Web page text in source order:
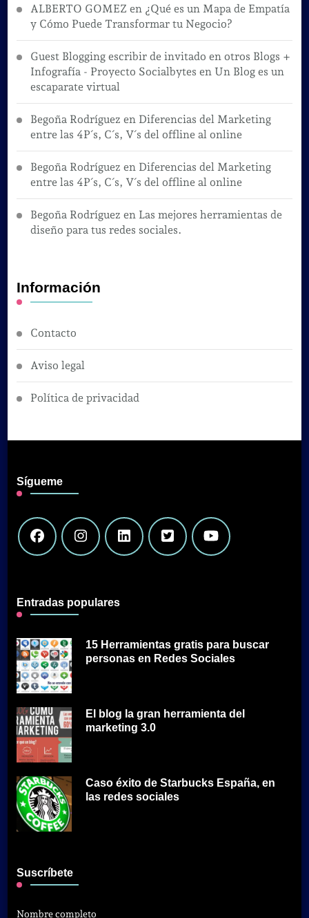
ALBERTO GOMEZ en ¿Qué es un Mapa de Empatía
y Cómo Puede Transformar tu Negocio?
Guest Blogging escribir de invitado en otros Blogs +
Infografía - Proyecto Socialbytes en Un Blog es un
escaparate virtual
Begoña Rodríguez en Diferencias del Marketing
entre las 4P´s, C´s, V´s del offline al online
Begoña Rodríguez en Diferencias del Marketing
entre las 4P´s, C´s, V´s del offline al online
Begoña Rodríguez en Las mejores herramientas de
diseño para tus redes sociales.
Información
Contacto
Aviso legal
Política de privacidad
Sígueme
Entradas populares
15 Herramientas gratis para buscar
personas en Redes Sociales
El blog la gran herramienta del
marketing 3.0
Caso éxito de Starbucks España, en
las redes sociales
Suscríbete
Nombre completo